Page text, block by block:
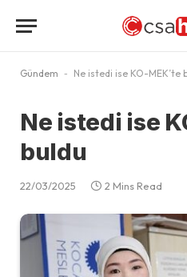
Gündem - Ne istedi ise KO-MEK’te
Ne istedi ise
buldu
22/03/2025 2 Mins Read